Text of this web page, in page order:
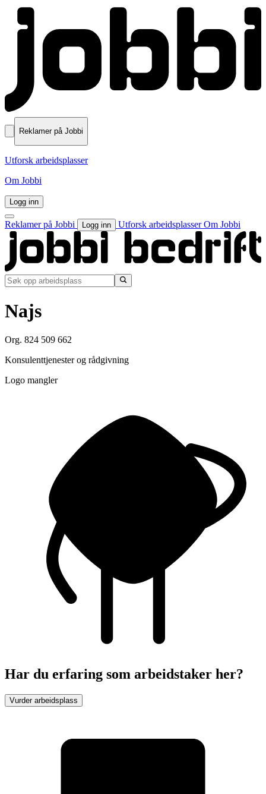
Reklamer på Jobbi
Utforsk arbeidsplasser
Om Jobbi
Logg inn
Reklamer på Jobbi Logg inn Utforsk arbeidsplasserOm Jobbi
Najs
Org. 824 509 662
Konsulenttjenester og rådgivning
Logo mangler
Har du erfaring som arbeidstaker her?
Vurder arbeidsplass